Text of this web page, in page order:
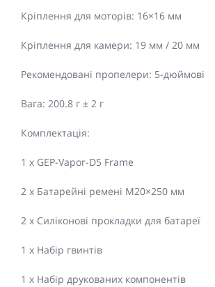
Кріплення для моторів: 16×16 мм
Кріплення для камери: 19 мм / 20 мм
Рекомендовані пропелери: 5-дюймові
Вага: 200.8 г ± 2 г
Комплектація:
1 x GEP-Vapor-D5 Frame
2 x Батарейні ремені M20×250 мм
2 x Силіконові прокладки для батареї
1 x Набір гвинтів
1 x Набір друкованих компонентів